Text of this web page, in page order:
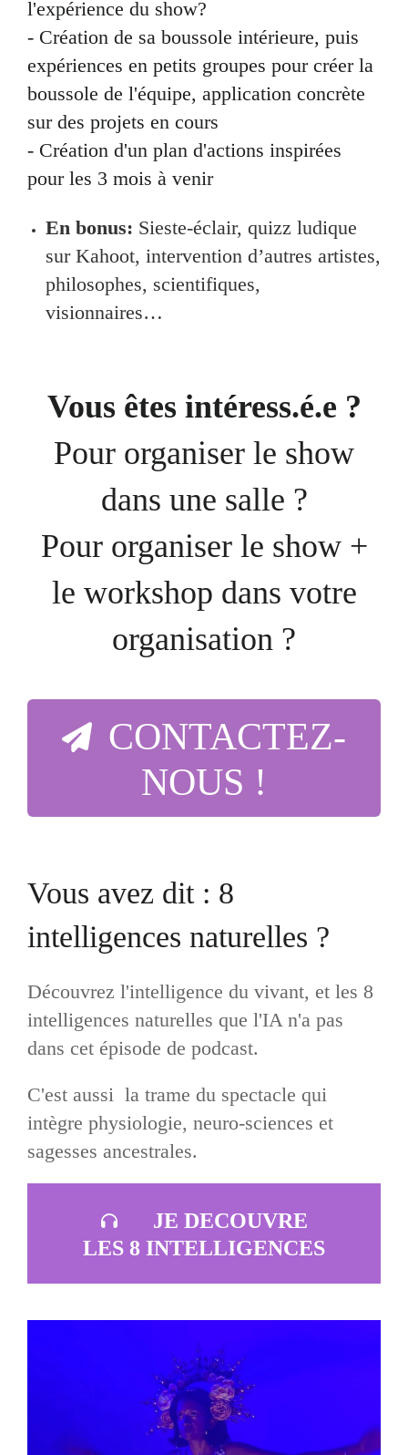
l'expérience du show?
- Création de sa boussole intérieure, puis
expériences en petits groupes pour créer la
boussole de l'équipe, application concrète
sur des projets en cours
- Création d'un plan d'actions inspirées
pour les 3 mois à venir
En bonus: Sieste-éclair, quizz ludique
sur Kahoot, intervention d’autres artistes,
philosophes, scientifiques,
visionnaires…
Vous êtes intéress.é.e ?
Pour organiser le show
dans une salle ?
Pour organiser le show +
le workshop dans votre
organisation ?
CONTACTEZ-
NOUS !
Vous avez dit : 8
intelligences naturelles ?
Découvrez l'intelligence du vivant, et les 8
intelligences naturelles que l'IA n'a pas
dans cet épisode de podcast.
C'est aussi la trame du spectacle qui
intègre physiologie, neuro-sciences et
sagesses ancestrales.
JE DECOUVRE
LES 8 INTELLIGENCES